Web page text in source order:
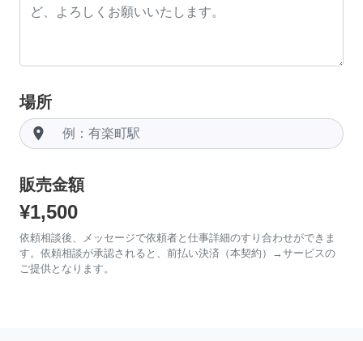
場所
room
販売金額
¥1,500
依頼相談後、メッセージで依頼者と仕事詳細のすり合わせができま
す。依頼相談が承認されると、前払い決済（本契約）→サービスの
ご提供となります。